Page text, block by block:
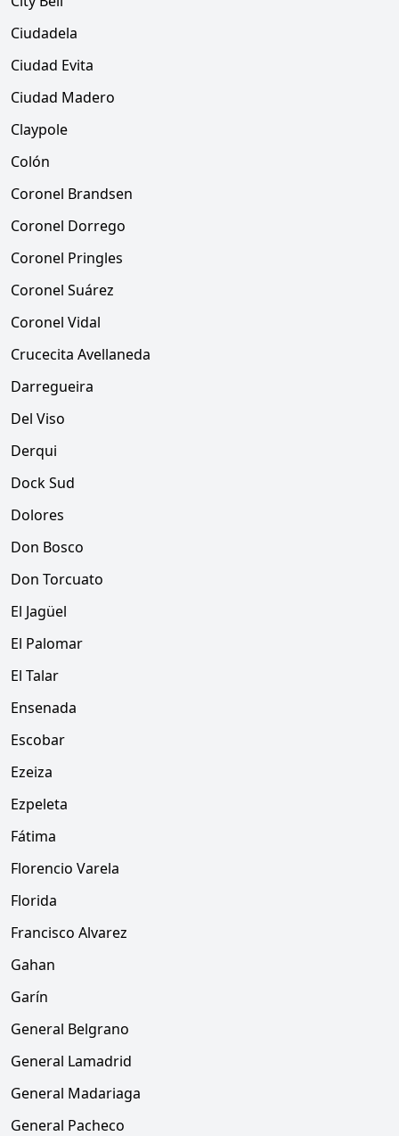
Ciudadela
Ciudad Evita
Ciudad Madero
Claypole
Colón
Coronel Brandsen
Coronel Dorrego
Coronel Pringles
Coronel Suárez
Coronel Vidal
Crucecita Avellaneda
Darregueira
Del Viso
Derqui
Dock Sud
Dolores
Don Bosco
Don Torcuato
El Jagüel
El Palomar
El Talar
Ensenada
Escobar
Ezeiza
Ezpeleta
Fátima
Florencio Varela
Florida
Francisco Alvarez
Gahan
Garín
General Belgrano
General Lamadrid
General Madariaga
General Pacheco